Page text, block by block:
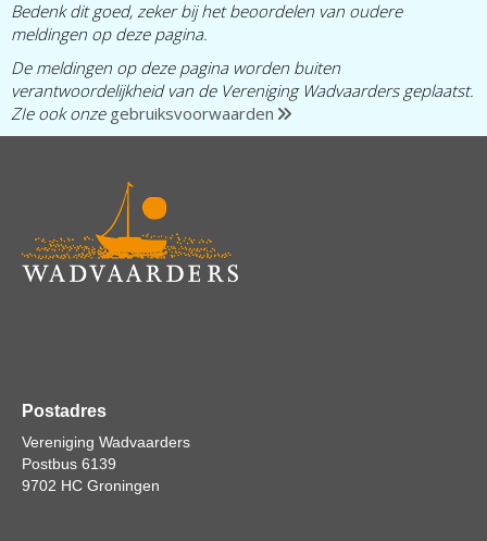
Bedenk dit goed, zeker bij het beoordelen van oudere
meldingen op deze pagina.
De meldingen op deze pagina worden buiten
verantwoordelijkheid van de Vereniging Wadvaarders geplaatst.
ZIe ook onze gebruiksvoorwaarden
Postadres
Vereniging Wadvaarders
Postbus 6139
9702 HC Groningen